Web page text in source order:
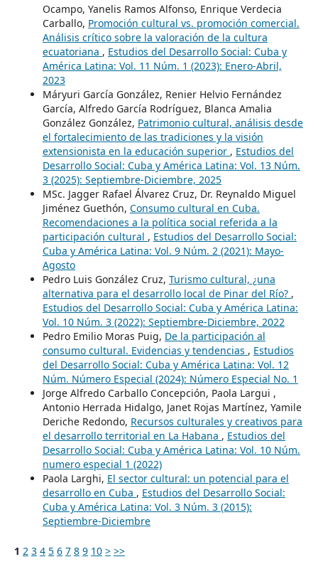
Ocampo, Yanelis Ramos Alfonso, Enrique Verdecia
Carballo, Promoción cultural vs. promoción comercial.
Análisis crítico sobre la valoración de la cultura
ecuatoriana , Estudios del Desarrollo Social: Cuba y
América Latina: Vol. 11 Núm. 1 (2023): Enero-Abril,
2023
Máryuri García González, Renier Helvio Fernández
García, Alfredo García Rodríguez, Blanca Amalia
González González, Patrimonio cultural, análisis desde
el fortalecimiento de las tradiciones y la visión
extensionista en la educación superior , Estudios del
Desarrollo Social: Cuba y América Latina: Vol. 13 Núm.
3 (2025): Septiembre-Diciembre, 2025
MSc. Jagger Rafael Álvarez Cruz, Dr. Reynaldo Miguel
Jiménez Guethón, Consumo cultural en Cuba.
Recomendaciones a la política social referida a la
participación cultural , Estudios del Desarrollo Social:
Cuba y América Latina: Vol. 9 Núm. 2 (2021): Mayo-
Agosto
Pedro Luis González Cruz, Turismo cultural, ¿una
alternativa para el desarrollo local de Pinar del Río? ,
Estudios del Desarrollo Social: Cuba y América Latina:
Vol. 10 Núm. 3 (2022): Septiembre-Diciembre, 2022
Pedro Emilio Moras Puig, De la participación al
consumo cultural. Evidencias y tendencias , Estudios
del Desarrollo Social: Cuba y América Latina: Vol. 12
Núm. Número Especial (2024): Número Especial No. 1
Jorge Alfredo Carballo Concepción, Paola Largui ,
Antonio Herrada Hidalgo, Janet Rojas Martínez, Yamile
Deriche Redondo, Recursos culturales y creativos para
el desarrollo territorial en La Habana , Estudios del
Desarrollo Social: Cuba y América Latina: Vol. 10 Núm.
numero especial 1 (2022)
Paola Larghi, El sector cultural: un potencial para el
desarrollo en Cuba , Estudios del Desarrollo Social:
Cuba y América Latina: Vol. 3 Núm. 3 (2015):
Septiembre-Diciembre
1 2 3 4 5 6 7 8 9 10 > >>